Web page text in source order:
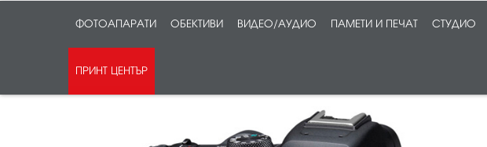
ФОТОАПАРАТИ ОБЕКТИВИ ВИДЕО/АУДИО ПАМЕТИ И ПЕЧАТ СТУДИО
ПРИНТ ЦЕНТЪР